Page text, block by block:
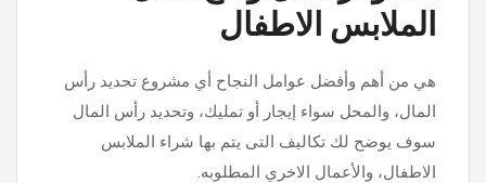
الملابس الاطفال
هي من أهم وأفضل عوامل النجاح أي مشروع تحديد رأس
المال، والمحل سواء إيجار أو تمليك، وتحديد رأس المال
سوف يوضح لك تكاليف التى يتم بها شراء الملابس
الاطفال، والأعمال الاخري المطلوبه.